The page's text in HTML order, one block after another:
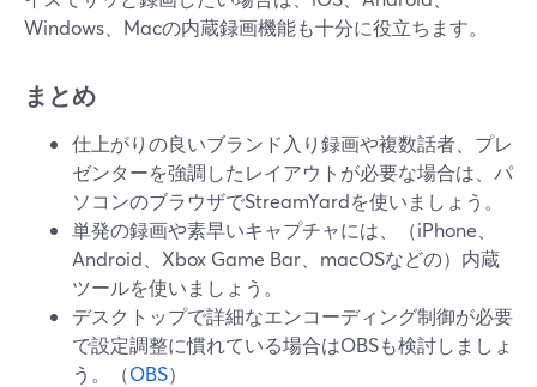
Windows、Macの内蔵録画機能も十分に役立ちます。
まとめ
仕上がりの良いブランド入り録画や複数話者、プレ
ゼンターを強調したレイアウトが必要な場合は、パ
ソコンのブラウザでStreamYardを使いましょう。
単発の録画や素早いキャプチャには、（iPhone、
Android、Xbox Game Bar、macOSなどの）内蔵
ツールを使いましょう。
デスクトップで詳細なエンコーディング制御が必要
で設定調整に慣れている場合はOBSも検討しましょ
う。（OBS）